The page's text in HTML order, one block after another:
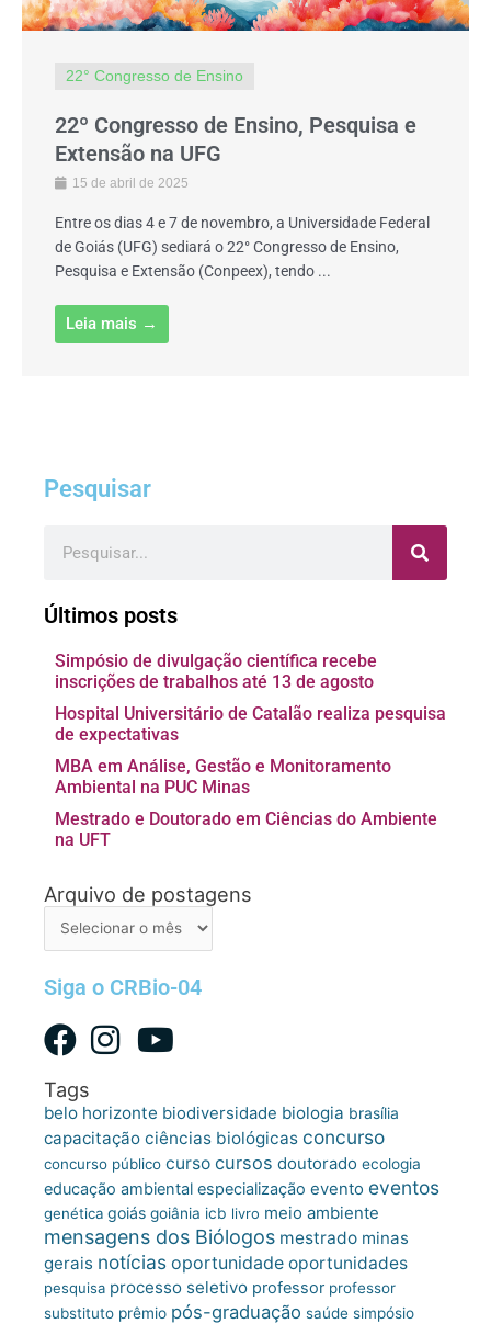
22° Congresso de Ensino
22º Congresso de Ensino, Pesquisa e
Extensão na UFG
15 de abril de 2025
Entre os dias 4 e 7 de novembro, a Universidade Federal
de Goiás (UFG) sediará o 22° Congresso de Ensino,
Pesquisa e Extensão (Conpeex), tendo ...
Leia mais →
Pesquisar
Últimos posts
Simpósio de divulgação científica recebe
inscrições de trabalhos até 13 de agosto
Hospital Universitário de Catalão realiza pesquisa
de expectativas
MBA em Análise, Gestão e Monitoramento
Ambiental na PUC Minas
Mestrado e Doutorado em Ciências do Ambiente
na UFT
Arquivo de postagens
Arquivo
Siga o CRBio-04
Tags
belo horizonte biodiversidade biologia brasília
capacitação ciências biológicas concurso
concurso público curso cursos doutorado ecologia
educação ambiental especialização evento eventos
genética goiás goiânia icb livro meio ambiente
mensagens dos Biólogos mestrado minas
gerais notícias oportunidade oportunidades
pesquisa processo seletivo professor professor
substituto prêmio pós-graduação saúde simpósio